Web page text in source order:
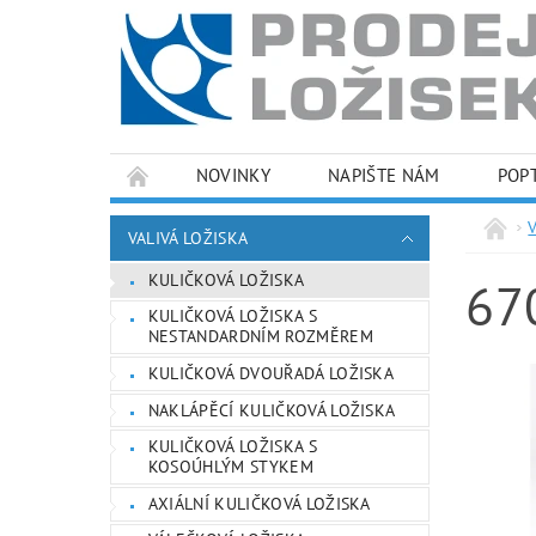
NOVINKY NAPIŠTE NÁM
PODMÍNKY OCHRANY OSOBNÍCH ÚDAJŮ
VALIVÁ LOŽISKA
KULIČKOVÁ LOŽISKA
KULIČKOVÁ LOŽISKA S
NESTANDARDNÍM ROZMĚREM
KULIČKOVÁ DVOUŘADÁ LOŽISKA
NAKLÁPĚCÍ KULIČKOVÁ LOŽISKA
KULIČKOVÁ LOŽISKA S
KOSOÚHLÝM STYKEM
AXIÁLNÍ KULIČKOVÁ LOŽISKA